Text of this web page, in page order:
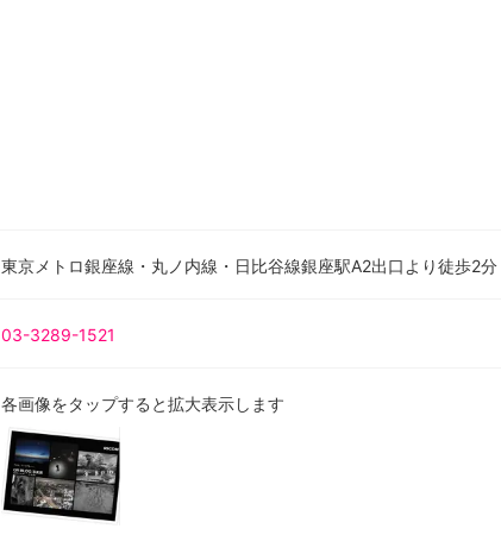
東京メトロ銀座線・丸ノ内線・日比谷線銀座駅A2出口より徒歩2分
03-3289-1521
各画像をタップすると拡大表示します